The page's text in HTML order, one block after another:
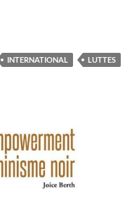
Organisations
INTERNATIONAL
LUTTES